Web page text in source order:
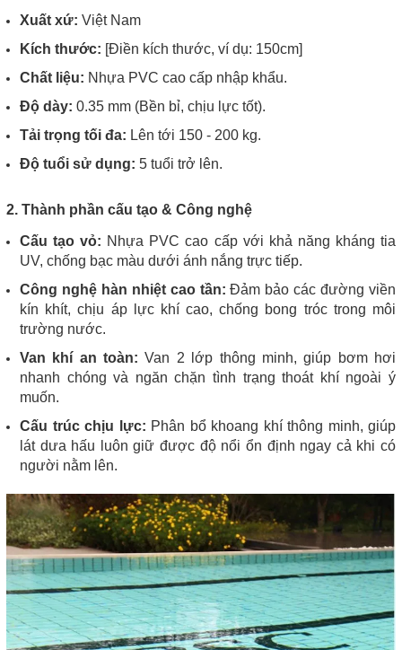
Xuất xứ: Việt Nam
Kích thước: [Điền kích thước, ví dụ: 150cm]
Chất liệu: Nhựa PVC cao cấp nhập khẩu.
Độ dày: 0.35 mm (Bền bỉ, chịu lực tốt).
Tải trọng tối đa: Lên tới 150 - 200 kg.
Độ tuổi sử dụng: 5 tuổi trở lên.
2. Thành phần cấu tạo & Công nghệ
Cấu tạo vỏ: Nhựa PVC cao cấp với khả năng kháng tia
UV, chống bạc màu dưới ánh nắng trực tiếp.
Công nghệ hàn nhiệt cao tần: Đảm bảo các đường viền
kín khít, chịu áp lực khí cao, chống bong tróc trong môi
trường nước.
Van khí an toàn: Van 2 lớp thông minh, giúp bơm hơi
nhanh chóng và ngăn chặn tình trạng thoát khí ngoài ý
muốn.
Cấu trúc chịu lực: Phân bổ khoang khí thông minh, giúp
lát dưa hấu luôn giữ được độ nổi ổn định ngay cả khi có
người nằm lên.